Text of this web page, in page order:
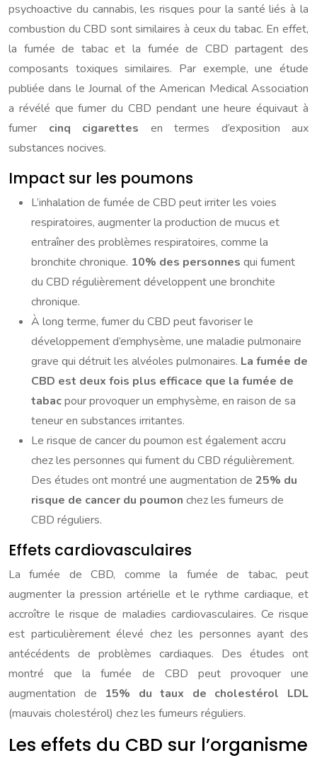
psychoactive du cannabis, les risques pour la santé liés à la
combustion du CBD sont similaires à ceux du tabac. En effet,
la fumée de tabac et la fumée de CBD partagent des
composants toxiques similaires. Par exemple, une étude
publiée dans le Journal of the American Medical Association
a révélé que fumer du CBD pendant une heure équivaut à
fumer cinq cigarettes en termes d’exposition aux
substances nocives.
Impact sur les poumons
L’inhalation de fumée de CBD peut irriter les voies
respiratoires, augmenter la production de mucus et
entraîner des problèmes respiratoires, comme la
bronchite chronique. 10% des personnes qui fument
du CBD régulièrement développent une bronchite
chronique.
À long terme, fumer du CBD peut favoriser le
développement d’emphysème, une maladie pulmonaire
grave qui détruit les alvéoles pulmonaires. La fumée de
CBD est deux fois plus efficace que la fumée de
tabacpour provoquer un emphysème, en raison de sa
teneur en substances irritantes.
Le risque de cancer du poumon est également accru
chez les personnes qui fument du CBD régulièrement.
Des études ont montré une augmentation de 25% du
risque de cancer du poumon chez les fumeurs de
CBD réguliers.
Effets cardiovasculaires
La fumée de CBD, comme la fumée de tabac, peut
augmenter la pression artérielle et le rythme cardiaque, et
accroître le risque de maladies cardiovasculaires. Ce risque
est particulièrement élevé chez les personnes ayant des
antécédents de problèmes cardiaques. Des études ont
montré que la fumée de CBD peut provoquer une
augmentation de 15% du taux de cholestérol LDL
(mauvais cholestérol) chez les fumeurs réguliers.
Les effets du CBD sur l’organisme